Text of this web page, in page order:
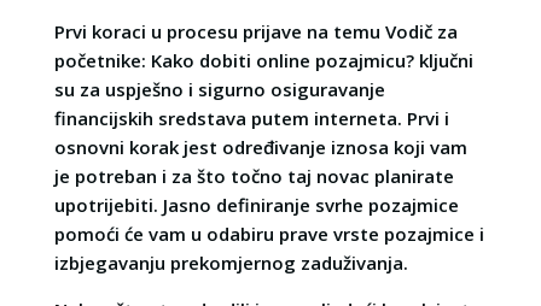
Prvi koraci u procesu prijave na temu Vodič za
početnike: Kako dobiti online pozajmicu? ključni
su za uspješno i sigurno osiguravanje
financijskih sredstava putem interneta. Prvi i
osnovni korak jest određivanje iznosa koji vam
je potreban i za što točno taj novac planirate
upotrijebiti. Jasno definiranje svrhe pozajmice
pomoći će vam u odabiru prave vrste pozajmice i
izbjegavanju prekomjernog zaduživanja.